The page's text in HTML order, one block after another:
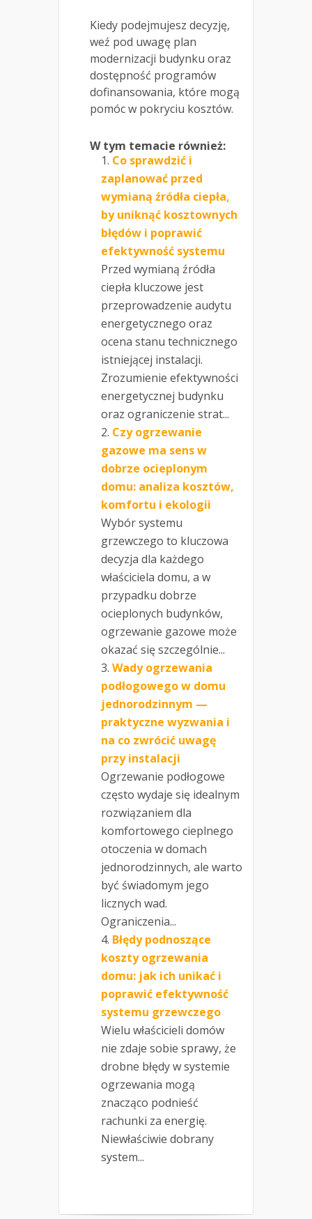
Kiedy podejmujesz decyzję,
weź pod uwagę plan
modernizacji budynku oraz
dostępność programów
dofinansowania, które mogą
pomóc w pokryciu kosztów.
W tym temacie również:
Co sprawdzić i
zaplanować przed
wymianą źródła ciepła,
by uniknąć kosztownych
błędów i poprawić
efektywność systemu
Przed wymianą źródła
ciepła kluczowe jest
przeprowadzenie audytu
energetycznego oraz
ocena stanu technicznego
istniejącej instalacji.
Zrozumienie efektywności
energetycznej budynku
oraz ograniczenie strat...
Czy ogrzewanie
gazowe ma sens w
dobrze ocieplonym
domu: analiza kosztów,
komfortu i ekologii
Wybór systemu
grzewczego to kluczowa
decyzja dla każdego
właściciela domu, a w
przypadku dobrze
ocieplonych budynków,
ogrzewanie gazowe może
okazać się szczególnie...
Wady ogrzewania
podłogowego w domu
jednorodzinnym —
praktyczne wyzwania i
na co zwrócić uwagę
przy instalacji
Ogrzewanie podłogowe
często wydaje się idealnym
rozwiązaniem dla
komfortowego cieplnego
otoczenia w domach
jednorodzinnych, ale warto
być świadomym jego
licznych wad.
Ograniczenia...
Błędy podnoszące
koszty ogrzewania
domu: jak ich unikać i
poprawić efektywność
systemu grzewczego
Wielu właścicieli domów
nie zdaje sobie sprawy, że
drobne błędy w systemie
ogrzewania mogą
znacząco podnieść
rachunki za energię.
Niewłaściwie dobrany
system...